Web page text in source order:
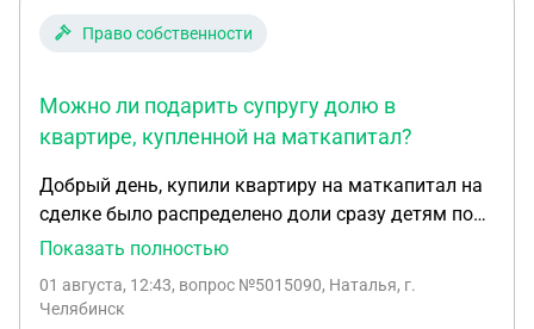
этой квартире. 2 от второго брака. Своего жилья
согласны на продажу своих долей
Право собственности
Можно ли подарить супругу долю в
квартире, купленной на маткапитал?
Добрый день, купили квартиру на маткапитал на
сделке было распределено доли сразу детям по
1/10, и оставшиеся 7/10 мои. Сейчас мне нужно
долю 7/10 подарить супругу?
Показать полностью
01 августа, 12:43, вопрос №5015090, Наталья, г.
Челябинск